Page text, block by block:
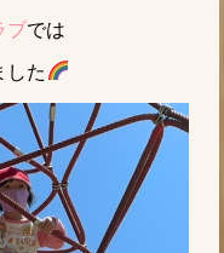
ブでは
した